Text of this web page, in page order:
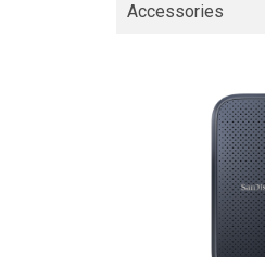
Accessories